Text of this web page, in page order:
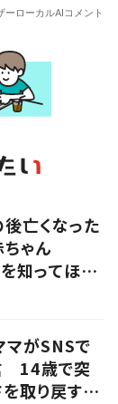
後亡くなった
ちゃん
知ってほし
マがSNSで
14歳で突
取り戻すま